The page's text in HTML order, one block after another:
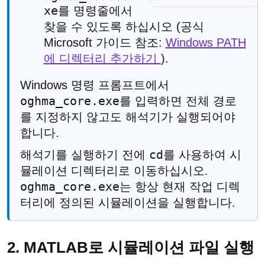
xe를 명령줄에서
찾을 수 있도록 하십시오 (공식
Microsoft 가이드 참조: Windows PATH
에 디렉터리 추가하기 ).
Windows 명령 프롬프트에서
oghma_core.exe를 입력하면 전체 경로
를 지정하지 않고도 해석기가 실행되어야
합니다.
해석기를 실행하기 전에 cd를 사용하여 시
뮬레이션 디렉터리로 이동하십시오.
oghma_core.exe는 항상 현재 작업 디렉
터리에 정의된 시뮬레이션을 실행합니다.
2. MATLAB로 시뮬레이션 파일 실행